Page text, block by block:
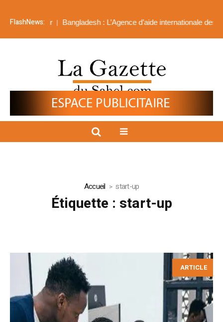
FlashNews:
l’avenir Bangladesh : L’Agence d’aide internationale des
Accueil start-up
Étiquette : start-up
ARTICLE